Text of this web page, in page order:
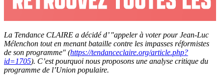
La Tendance CLAIRE a décidé d’ "appeler à voter pour Jean-Luc
Mélenchon tout en menant bataille contre les impasses réformistes
de son programme" (https://tendanceclaire.org/article.php?
id=1705). C’est pourquoi nous proposons une analyse critique du
programme de l’Union populaire.